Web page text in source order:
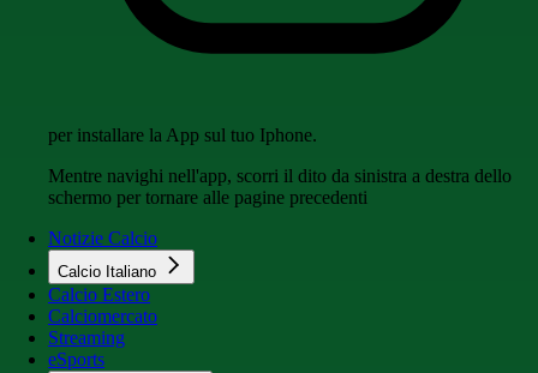
per installare la App sul tuo Iphone.
Mentre navighi nell'app, scorri il dito da sinistra a destra dello
schermo per tornare alle pagine precedenti
Notizie Calcio
Calcio Italiano
Calcio Estero
Calciomercato
Streaming
eSports